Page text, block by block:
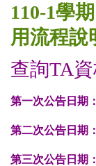
110-1學
用流程說
查詢TA
第一次公告日期
第二次公告日期
第三次公告日期